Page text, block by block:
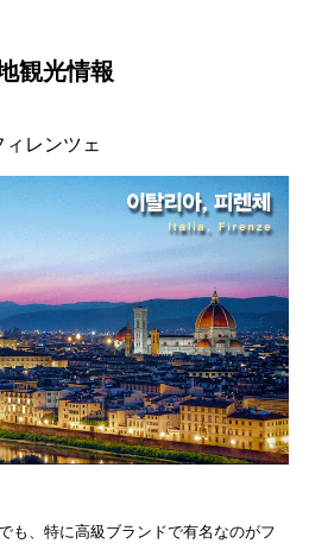
観光情報
レンツェ
も、特に高級ブランドで有名なのがフ